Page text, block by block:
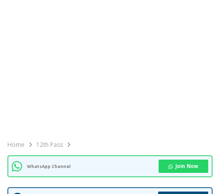
Home 12th Pass
WhatsApp Channel Join Now